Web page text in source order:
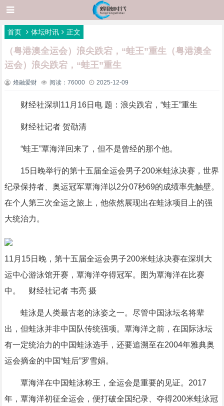
首页 体坛时讯 正文
（粤港澳全运会）浪尖跌宕，“蛙王”重生（粤港澳全
运会）浪尖跌宕，“蛙王”重生
烽融爱财 阅读：76000 2025-12-09
财经社深圳11月16日电 题：浪尖跌宕，“蛙王”重生
财经社记者 贺劭清
“蛙王”覃海洋回来了，但不是曾经的那个他。
15日晚举行的第十五届全运会男子200米蛙泳决赛，世界
纪录保持者、奥运冠军覃海洋以2分07秒69的成绩率先触壁。
在个人第三次全运之旅上，他依然展现出在蛙泳项目上的强
大统治力。
11月15日晚，第十五届全运会男子200米蛙泳决赛在深圳大
运中心游泳馆开赛，覃海洋夺得冠军。图为覃海洋在比赛
中。 财经社记者 韦亮 摄
蛙泳是人类最古老的泳姿之一。尽管中国泳坛名将辈
出，但蛙泳并非中国队传统强项。覃海洋之前，在国际泳坛
有一定统治力的中国蛙泳选手，还要追溯至在2004年雅典奥
运会摘金的中国“蛙后”罗雪娟。
覃海洋在中国蛙泳称王，全运会是重要的见证。2017
年，覃海洋初征全运会，便打破全国纪录、夺得200米蛙泳冠